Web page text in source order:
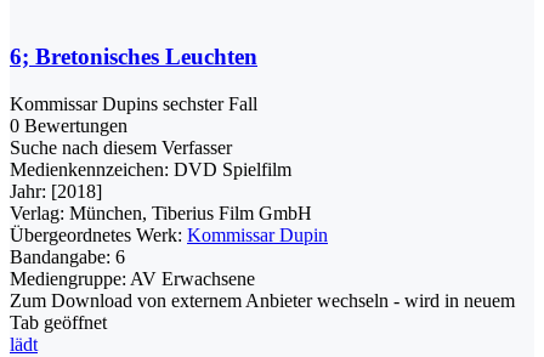
6; Bretonisches Leuchten
Kommissar Dupins sechster Fall
0 Bewertungen
Suche nach diesem Verfasser
Medienkennzeichen: DVD Spielfilm
Jahr: [2018]
Verlag: München, Tiberius Film GmbH
Übergeordnetes Werk: Kommissar Dupin
Bandangabe: 6
Mediengruppe: AV Erwachsene
Zum Download von externem Anbieter wechseln - wird in neuem
Tab geöffnet
lädt